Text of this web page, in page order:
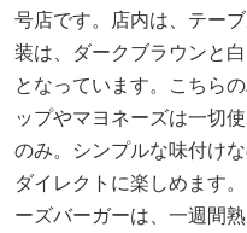
号店です。店内は、テー
装は、ダークブラウンと
となっています。こちら
ップやマヨネーズは一切
のみ。シンプルな味付け
ダイレクトに楽しめます
ーズバーガーは、一週間